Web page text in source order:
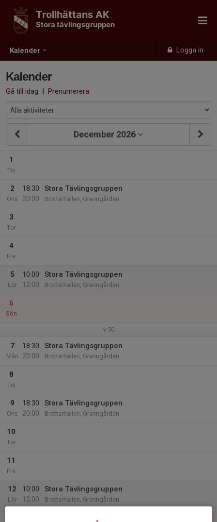
Kalender Logga in
Trollhättans AK
Stora tävlingsgruppen
Kalender
Gå till idag | Prenumerera
December 2026
1
Tis
2
Ons
18:30
20:00
Stora Tävlingsgruppen
Brottarhallen, Granngården
3
Tor
4
Fre
5
Lör
10:00
12:00
Stora Tävlingsgruppen
Brottarhallen, Granngården
6
Sön
v.50
7
Mån
18:30
20:00
Stora Tävlingsgruppen
Brottarhallen, Granngården
8
Tis
9
Ons
18:30
20:00
Stora Tävlingsgruppen
Brottarhallen, Granngården
10
Tor
11
Fre
12
Lör
10:00
12:00
Stora Tävlingsgruppen
Brottarhallen, Granngården